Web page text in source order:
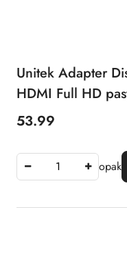
Unitek Adapter
HDMI Full HD
Price:
53.99
opak